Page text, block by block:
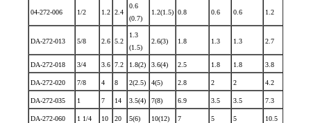
04-272-006 1/2 1.2 2.4
0.6
(0.7)
1.2(1.5) 0.8 0.6 0.6 1.2
DA-272-013 5/8 2.6 5.2
1.3
(1.5)
2.6(3) 1.8 1.3 1.3 2.7
DA-272-018 3/4 3.6 7.2 1.8(2) 3.6(4) 2.5 1.8 1.8 3.8
DA-272-020 7/8 4 8 2(2.5) 4(5) 2.8 2 2 4.2
DA-272-035 1 7 14 3.5(4) 7(8) 6.9 3.5 3.5 7.3
DA-272-060 1 1/4 10 20 5(6) 10(12) 7 5 5 10.5